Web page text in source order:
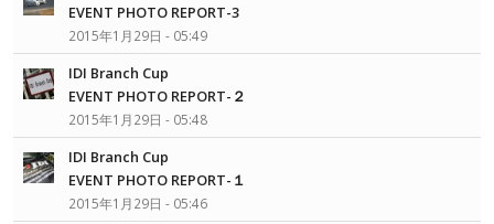
EVENT PHOTO REPORT-3
2015年1月29日 - 05:49
IDI Branch Cup
EVENT PHOTO REPORT-２
2015年1月29日 - 05:48
IDI Branch Cup
EVENT PHOTO REPORT-１
2015年1月29日 - 05:46